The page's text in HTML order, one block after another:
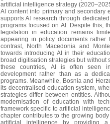
artificial intelligence strategy
AI content into primary and secondary
supports AI research through
programs focused on AI. Despite this,
legislation in education remains
appearing in policy documents rather
contrast, North Macedonia and
towards introducing AI in their
broad digitisation strategies but without
these countries, AI is often seen
development rather than as a
programs. Meanwhile, Bosnia and
its decentralised education system,
strategies differ between entities.
modernisation of education with
framework specific to artificial
chapter contributes to the growing
artificial intelligence by providing